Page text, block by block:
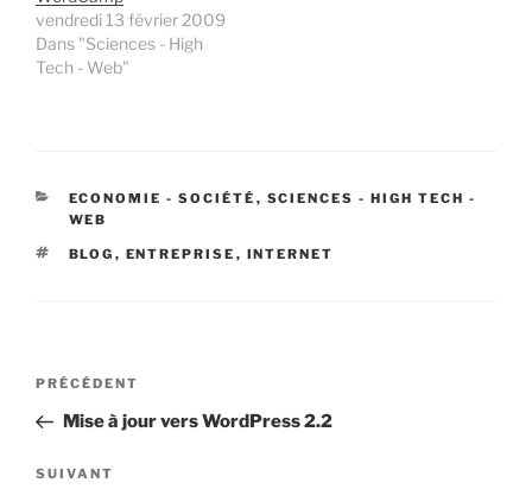
vendredi 13 février 2009
Dans "Sciences - High
Tech - Web"
CATÉGORIES
ECONOMIE - SOCIÉTÉ , SCIENCES - HIGH TECH -
WEB
ÉTIQUETTES
BLOG , ENTREPRISE , INTERNET
Navigation
l’article
Article
précédent
PRÉCÉDENT
Mise à jour vers WordPress 2.2
Article
SUIVANT